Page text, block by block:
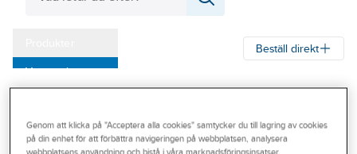
Varumärken
Outlet
Beställ direkt
Genom att klicka på "Acceptera alla cookies" samtycker du till lagring av cookies
på din enhet för att förbättra navigeringen på webbplatsen, analysera